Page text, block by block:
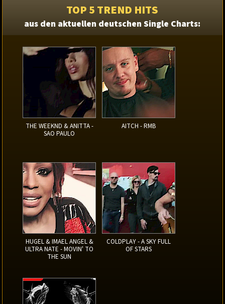
TOP 5 TREND HITS
aus den aktuellen deutschen Single Charts:
THE WEEKND & ANITTA -
SAO PAULO
AITCH - RMB
HUGEL & IMAEL ANGEL &
ULTRA NATE - MOVIN' TO
THE SUN
COLDPLAY - A SKY FULL
OF STARS